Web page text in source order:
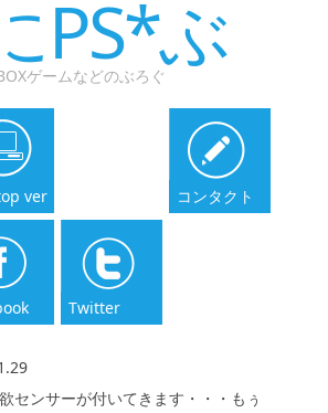
PS*ぶ
ゲームなどのぶろぐ
ver コンタクト
Twitter
センサーが付いてきます・・・もぅ